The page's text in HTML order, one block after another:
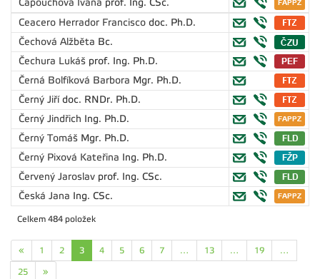
Capouchová Ivana prof. Ing. CSc.
Ceacero Herrador Francisco doc. Ph.D.
Čechová Alžběta Bc.
Čechura Lukáš prof. Ing. Ph.D.
Černá Bolfíková Barbora Mgr. Ph.D.
Černý Jiří doc. RNDr. Ph.D.
Černý Jindřich Ing. Ph.D.
Černý Tomáš Mgr. Ph.D.
Černý Pixová Kateřina Ing. Ph.D.
Červený Jaroslav prof. Ing. CSc.
Česká Jana Ing. CSc.
Celkem 484 položek
« 1 2 3 4 5 6 7 … 13 … 19 …
25 »